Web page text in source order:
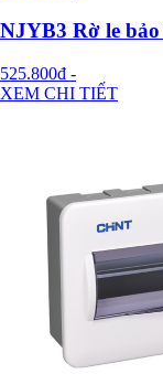
NJYB3 Rờ le bảo
525.800đ -
XEM CHI TIẾT